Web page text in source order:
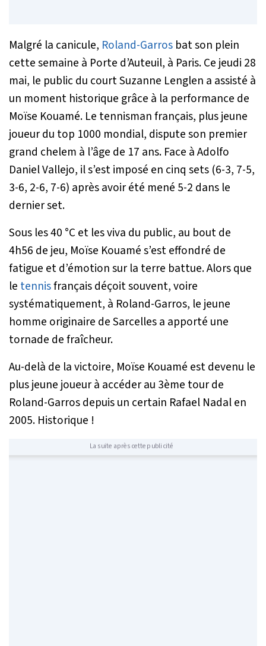
Malgré la canicule, Roland-Garros bat son plein
cette semaine à Porte d’Auteuil, à Paris. Ce jeudi 28
mai, le public du court Suzanne Lenglen a assisté à
un moment historique grâce à la performance de
Moïse Kouamé. Le tennisman français, plus jeune
joueur du top 1000 mondial, dispute son premier
grand chelem à l’âge de 17 ans. Face à Adolfo
Daniel Vallejo, il s’est imposé en cinq sets (6-3, 7-5,
3-6, 2-6, 7-6) après avoir été mené 5-2 dans le
dernier set.
Sous les 40 °C et les viva du public, au bout de
4h56 de jeu, Moïse Kouamé s’est effondré de
fatigue et d’émotion sur la terre battue. Alors que
le tennisfrançais déçoit souvent, voire
systématiquement, à Roland-Garros, le jeune
homme originaire de Sarcelles a apporté une
tornade de fraîcheur.
Au-delà de la victoire, Moïse Kouamé est devenu le
plus jeune joueur à accéder au 3ème tour de
Roland-Garros depuis un certain Rafael Nadal en
2005. Historique !
La suite après cette publicité